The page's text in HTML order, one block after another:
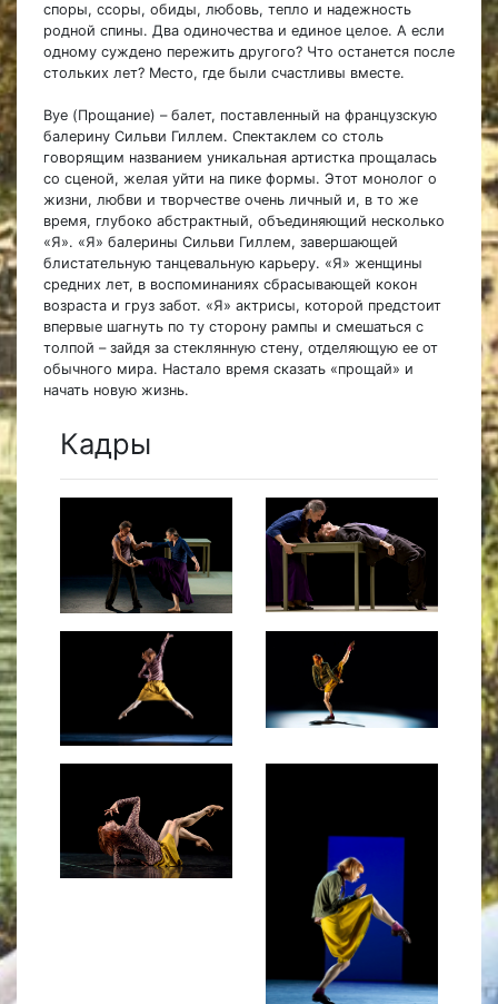
споры, ссоры, обиды, любовь, тепло и надежность
родной спины. Два одиночества и единое целое. А если
одному суждено пережить другого? Что останется после
стольких лет? Место, где были счастливы вместе.
Bye (Прощание) – балет, поставленный на французскую
балерину Сильви Гиллем. Спектаклем со столь
говорящим названием уникальная артистка прощалась
со сценой, желая уйти на пике формы. Этот монолог о
жизни, любви и творчестве очень личный и, в то же
время, глубоко абстрактный, объединяющий несколько
«Я». «Я» балерины Сильви Гиллем, завершающей
блистательную танцевальную карьеру. «Я» женщины
средних лет, в воспоминаниях сбрасывающей кокон
возраста и груз забот. «Я» актрисы, которой предстоит
впервые шагнуть по ту сторону рампы и смешаться с
толпой – зайдя за стеклянную стену, отделяющую ее от
обычного мира. Настало время сказать «прощай» и
начать новую жизнь.
Кадры